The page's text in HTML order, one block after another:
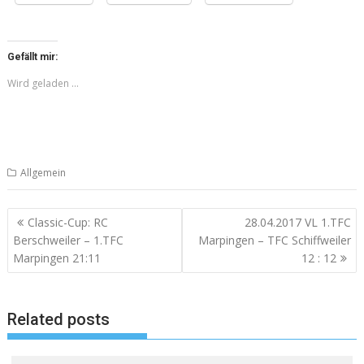
Gefällt mir:
Wird geladen …
Allgemein
Beitragsnavigation
Classic-Cup: RC
Berschweiler – 1.TFC
Marpingen 21:11
28.04.2017 VL 1.TFC
Marpingen – TFC Schiffweiler
12 : 12
Related posts